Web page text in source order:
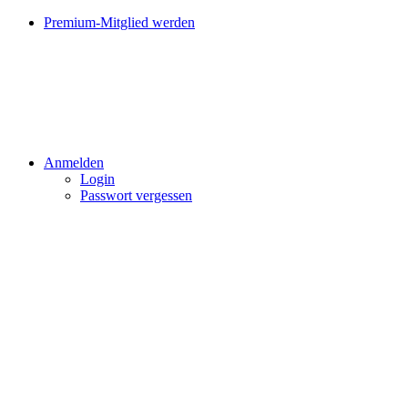
Premium-Mitglied werden
Anmelden
Login
Passwort vergessen